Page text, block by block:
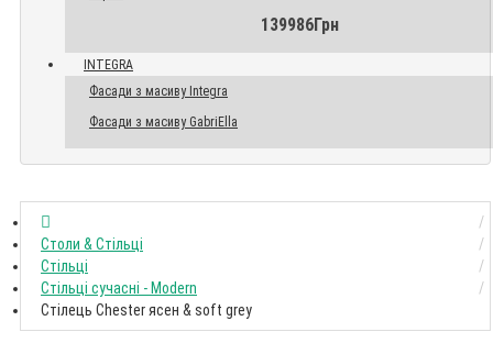
139986Грн
INTEGRA
Фасади з масиву Integra
Фасади з масиву GabriElla
Столи & Стільці
Стільці
Стільці сучасні - Modern
Стілець Chester ясен & soft grey